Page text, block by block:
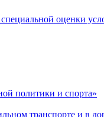
оценки
политики и спорта»
транспорте и в